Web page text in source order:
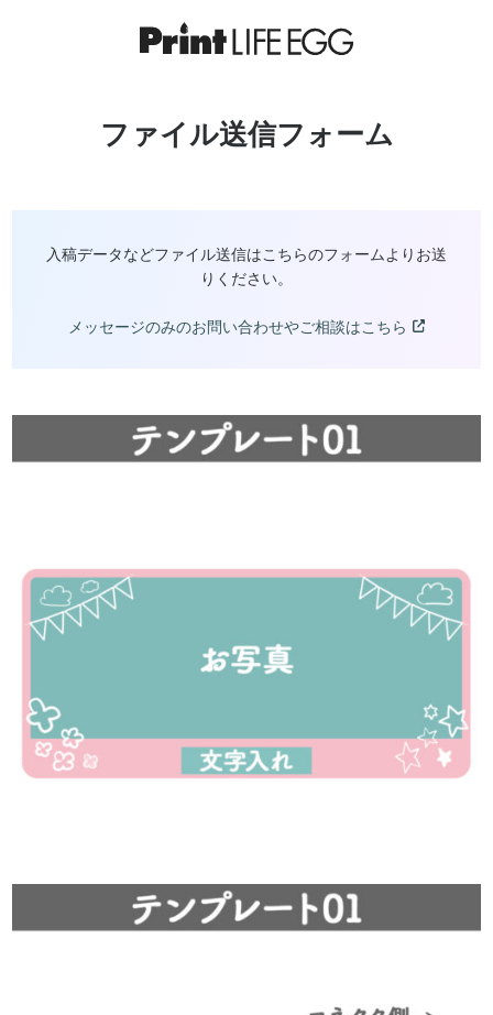
ファイル送信フォーム
入稿データなどファイル送信はこちらのフォームよりお送
りください。
メッセージのみのお問い合わせやご相談はこちら